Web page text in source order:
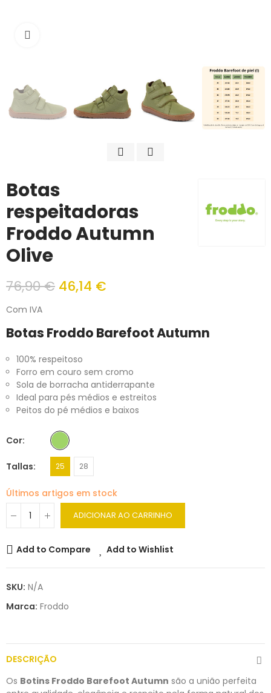
Botas
respeitadoras
Froddo Autumn
Olive
76,90 € 46,14 €
Com IVA
Botas ​​Froddo Barefoot Autumn
100% respeitoso
Forro em couro sem cromo
Sola de borracha antiderrapante
Ideal para pés médios e estreitos
Peitos do pé médios e baixos
Cor
Tallas 25 28
Últimos artigos em stock
ADICIONAR AO CARRINHO
Add to Compare Add to Wishlist
SKU: N/A
Marca: Froddo
DESCRIÇÃO
Os Botins Froddo Barefoot Autumn são a união perfeita